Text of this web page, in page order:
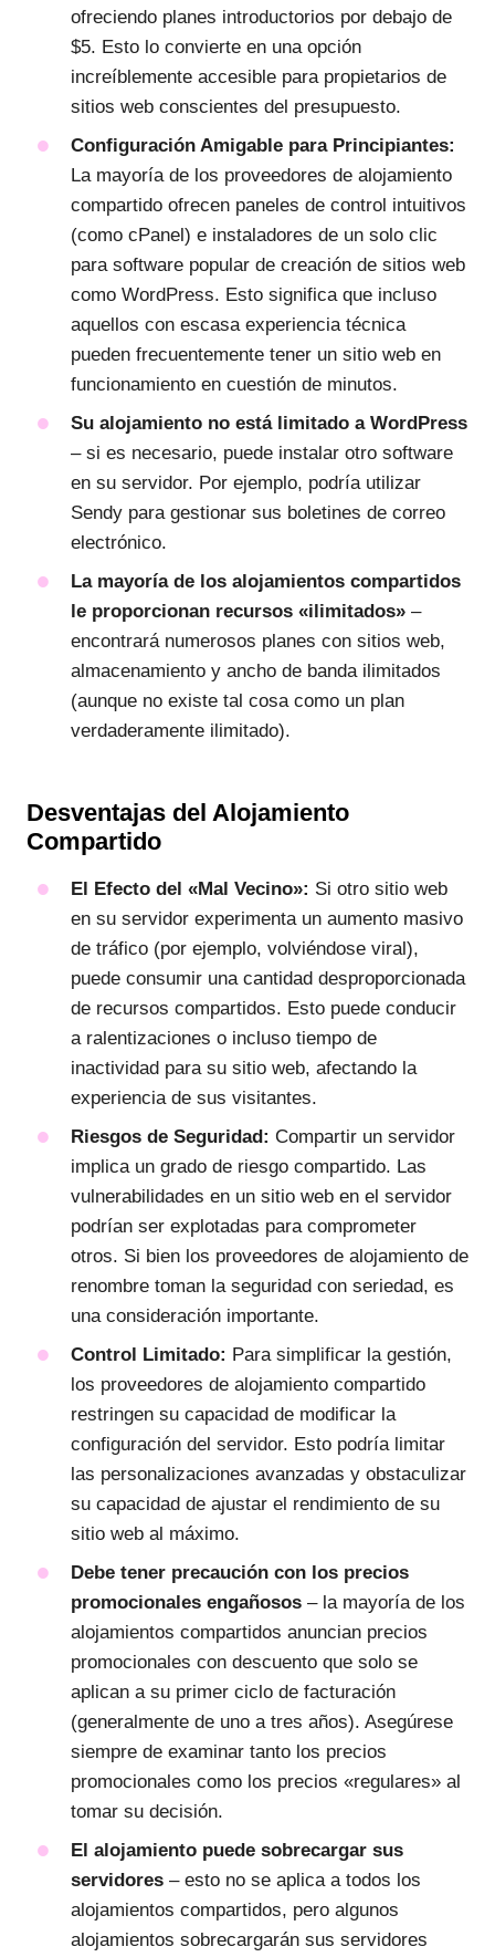
ofreciendo planes introductorios por debajo de
$5. Esto lo convierte en una opción
increíblemente accesible para propietarios de
sitios web conscientes del presupuesto.
Configuración Amigable para Principiantes:
La mayoría de los proveedores de alojamiento
compartido ofrecen paneles de control intuitivos
(como cPanel) e instaladores de un solo clic
para software popular de creación de sitios web
como WordPress. Esto significa que incluso
aquellos con escasa experiencia técnica
pueden frecuentemente tener un sitio web en
funcionamiento en cuestión de minutos.
Su alojamiento no está limitado a WordPress
– si es necesario, puede instalar otro software
en su servidor. Por ejemplo, podría utilizar
Sendy para gestionar sus boletines de correo
electrónico.
La mayoría de los alojamientos compartidos
le proporcionan recursos «ilimitados» –
encontrará numerosos planes con sitios web,
almacenamiento y ancho de banda ilimitados
(aunque no existe tal cosa como un plan
verdaderamente ilimitado).
Desventajas del Alojamiento
Compartido
El Efecto del «Mal Vecino»: Si otro sitio web
en su servidor experimenta un aumento masivo
de tráfico (por ejemplo, volviéndose viral),
puede consumir una cantidad desproporcionada
de recursos compartidos. Esto puede conducir
a ralentizaciones o incluso tiempo de
inactividad para su sitio web, afectando la
experiencia de sus visitantes.
Riesgos de Seguridad: Compartir un servidor
implica un grado de riesgo compartido. Las
vulnerabilidades en un sitio web en el servidor
podrían ser explotadas para comprometer
otros. Si bien los proveedores de alojamiento de
renombre toman la seguridad con seriedad, es
una consideración importante.
Control Limitado: Para simplificar la gestión,
los proveedores de alojamiento compartido
restringen su capacidad de modificar la
configuración del servidor. Esto podría limitar
las personalizaciones avanzadas y obstaculizar
su capacidad de ajustar el rendimiento de su
sitio web al máximo.
Debe tener precaución con los precios
promocionales engañosos – la mayoría de los
alojamientos compartidos anuncian precios
promocionales con descuento que solo se
aplican a su primer ciclo de facturación
(generalmente de uno a tres años). Asegúrese
siempre de examinar tanto los precios
promocionales como los precios «regulares» al
tomar su decisión.
El alojamiento puede sobrecargar sus
servidores – esto no se aplica a todos los
alojamientos compartidos, pero algunos
alojamientos sobrecargarán sus servidores